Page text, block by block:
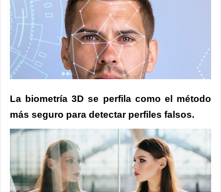
La biometría 3D se perfila como el método
más seguro para detectar perfiles falsos.